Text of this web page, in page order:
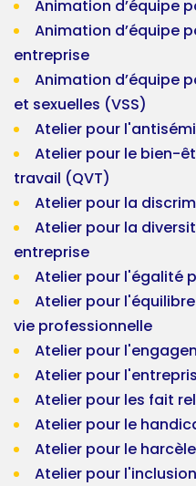
Animation d’équipe
Animation d’équipe
entreprise
Animation d’équipe
et sexuelles (VSS)
Atelier pour
Atelier pour le bien-
travail (QVT)
Atelier pour la
Atelier pour la
entreprise
Atelier pour l'égalité
Atelier pour
vie professionnelle
Atelier pour
Atelier pour
Atelier pour les fait
Atelier pour le
Atelier pour le
Atelier pour